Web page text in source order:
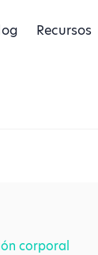
Recursos
corporal